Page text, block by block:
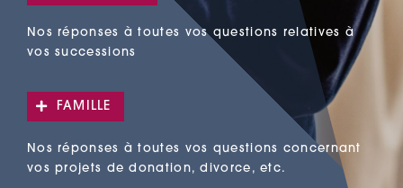
Nos réponses à toutes vos questions relatives à
vos successions
FAMILLE
Nos réponses à toutes vos questions concernant
vos projets de donation, divorce, etc.